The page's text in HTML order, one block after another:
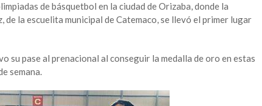
de básquetbol en la ciudad de Orizaba, donde la
la escuelita municipal de Catemaco, se llevó el primer lugar
su pase al prenacional al conseguir la medalla de oro en estas
semana.